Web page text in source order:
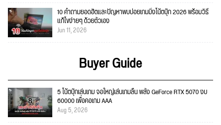
10 คำถามยอดฮิตและปัญหาพบบ่อยเกมมิ่งโน้ตบุ๊ก 2026 พร้อมวิธี
แก้ไขง่ายๆ ด้วยตัวเอง
Jun 11, 2026
Buyer Guide
5 โน้ตบุ๊กเล่นเกม จอใหญ่เล่นเกมลื่น พลัง GeForce RTX 5070 งบ
60000 เพื่อคอเกม AAA
Aug 5, 2026